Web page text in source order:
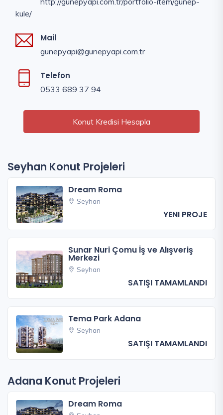
kule/
Mail
gunepyapi@gunepyapi.com.tr
Telefon
0533 689 37 94
Konut Kredisi Hesapla
Seyhan Konut Projeleri
Dream Roma
Seyhan
YENI PROJE
Sunar Nuri Çomu İş ve Alışveriş
Merkezi
Seyhan
SATIŞI TAMAMLANDI
Tema Park Adana
Seyhan
SATIŞI TAMAMLANDI
Adana Konut Projeleri
Dream Roma